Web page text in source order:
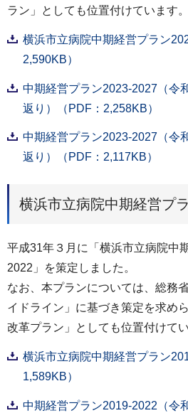
ラン」としても位置付けています。
横浜市立病院中期経営プラン
2,590KB）
中期経営プラン2023-2027（令
返り）（PDF：2,258KB）
中期経営プラン2023-2027（令
返り）（PDF：2,117KB）
横浜市立病院中期経営プ
平成31年３月に「横浜市立病院中
2022」を策定しました。
なお、本プランについては、総務
イドライン」に基づき策定を求め
改革プラン」としても位置付けてい
横浜市立病院中期経営プラン
1,589KB）
中期経営プラン2019-2022（令